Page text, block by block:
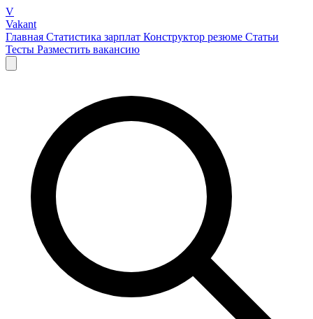
V
Vakant
Главная Статистика зарплат Конструктор резюме Статьи
Тесты Разместить вакансию